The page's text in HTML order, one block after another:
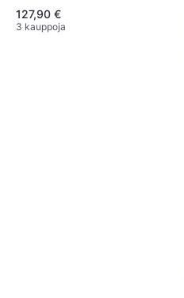
127,90 €
3 kauppoja